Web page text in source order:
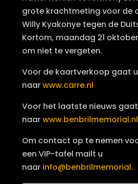
grote krachtmeting voor de
Willy Kyakonye tegen de
Kortom, maandag 21
om niet te vergeten.
Voor de kaartverkoop gaat u
naarwww.carre.nl
Voor het laatste nieuws
naarwww.benbrilmemorial.nl
Om contact op te nemen
een VIP-tafel mailt u
naar info@benbrilmemorial.